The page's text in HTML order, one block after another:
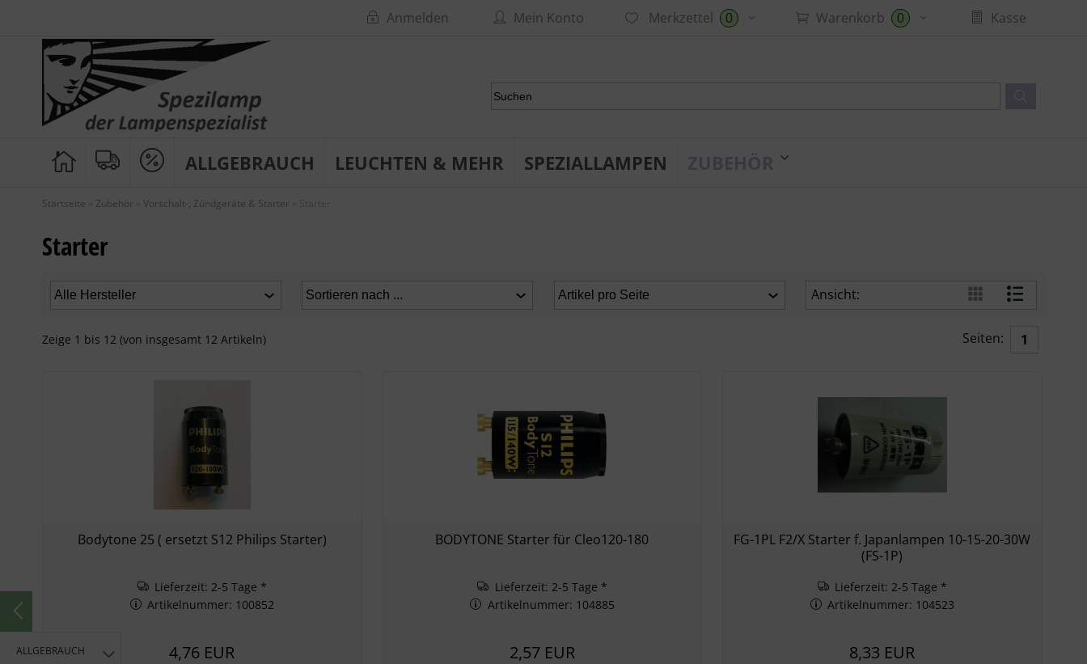
Anmelden Mein Konto Merkzettel 0 Warenkorb 0 Kasse
ALLGEBRAUCH LEUCHTEN & MEHR SPEZIALLAMPEN
ALLGEBRAUCH
Startseite Zubehör Vorschalt-, Zündgeräte & Starter
Starter
Ansicht:
Zeige 1 bis 12 (von insgesamt 12 Artikeln) Seiten: 1
Bodytone 25 ( ersetzt S12 Philips Starter)
Lieferzeit: 2-5 Tage *
Artikelnummer: 100852
4,76 EUR
BODYTONE Starter für Cleo120-180
Lieferzeit: 2-5 Tage *
Artikelnummer: 104885
2,57 EUR
FG-1PL F2/X Starter f. Japanlampen 10-15-20-30W
(FS-1P)
Lieferzeit: 2-5 Tage *
Artikelnummer: 104523
8,33 EUR